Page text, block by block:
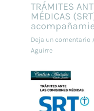
TRÁMITES
MÉDICAS
Deja un comentario /
Aguirre